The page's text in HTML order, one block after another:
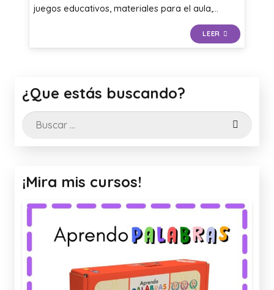
juegos educativos, materiales para el aula,…
LEER
¿Que estás buscando?
Buscar:
¡Mira mis cursos!